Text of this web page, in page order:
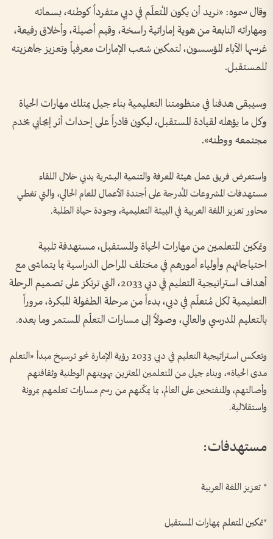
وقال سموه: «نريد أن يكون المُتعلّم في دبي متفرداً كوطنه، بسماته
ومهاراته النابعة من هوية إماراتية راسخة، وقيم أصيلة، وأخلاق رفيعة،
غرسها الآباء المؤسسون، لتمكين شعب الإمارات معرفياً وتعزيز جاهزيته
للمستقبل.
وسيبقى هدفنا في منظومتنا التعليمية بناء جيل يمتلك مهارات الحياة
وكل ما يؤهله لقيادة المستقبل، ليكون قادراً على إحداث أثر إيجابي يخدم
مجتمعه ووطنه».
واستعرض فريق عمل هيئة المعرفة والتنمية البشرية بدبي خلال اللقاء
مستهدفات المشروعات المُدرجة على أجندة الأعمال للعام الحالي، والتي تغطي
محاور تعزيز اللغة العربية في البيئة التعليمية، وجودة حياة الطلبة.
وتمكين المتعلمين من مهارات الحياة والمستقبل، مستهدفة تلبية
احتياجاتهم وأولياء أمورهم في مختلف المراحل الدراسية بما يتماشى مع
أهداف استراتيجية التعليم في دبي 2033، التي ترتكز على تصميم الرحلة
التعليمية لكل مُتعلّم في دبي، بدءاً من مرحلة الطفولة المبكرة، مروراً
بالتعليم المدرسي والعالي، وصولاً إلى مسارات التعلّم المستمر وما بعده.
وتعكس استراتيجية التعليم في دبي 2033 رؤية الإمارة نحو ترسيخ مبدأ «التعلم
مدى الحياة»، وبناء جيل من المتعلمين المعتزين بهويتهم الوطنية وثقافتهم
وأصالتهم، والمنفتحين على العالم، بما يمكّنهم من رسم مسارات تعلمهم بمرونة
واستقلالية.
مستهدفات:
* تعزيز اللغة العربية
*تمكين المتعلم بمهارات المستقبل